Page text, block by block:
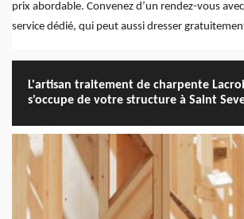
prix abordable. Convenez d’un rendez-vous
service dédié, qui peut aussi dresser
L'artisan traitement de charpente
s'occupe de votre structure à Saint